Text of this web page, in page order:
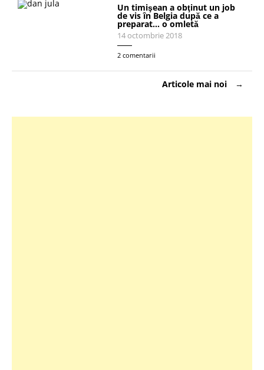
Un timişean a obţinut un job
de vis în Belgia după ce a
preparat… o omletă
14 octombrie 2018
2 comentarii
Navigare Articole mai noi